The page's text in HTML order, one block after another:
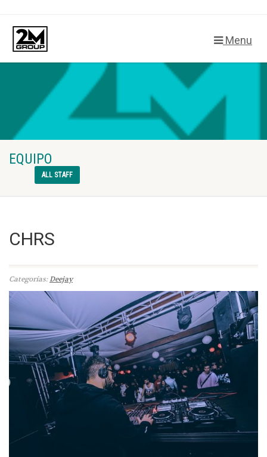
Menu
EQUIPO
ALL STAFF
CHRS
Categorías:Deejay